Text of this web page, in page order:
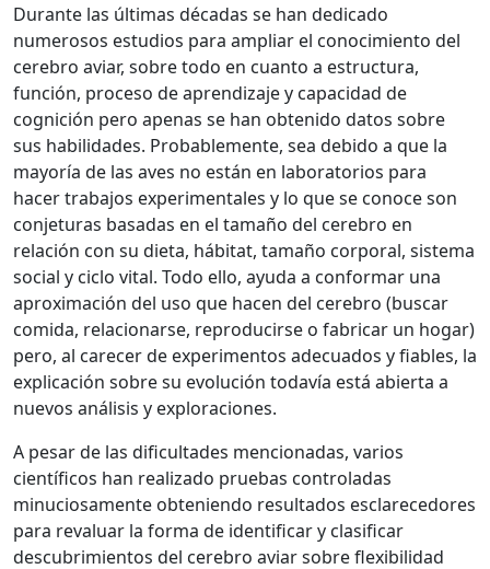
Durante las últimas décadas se han dedicado
numerosos estudios para ampliar el conocimiento del
cerebro aviar, sobre todo en cuanto a estructura,
función, proceso de aprendizaje y capacidad de
cognición pero apenas se han obtenido datos sobre
sus habilidades. Probablemente, sea debido a que la
mayoría de las aves no están en laboratorios para
hacer trabajos experimentales y lo que se conoce son
conjeturas basadas en el tamaño del cerebro en
relación con su dieta, hábitat, tamaño corporal, sistema
social y ciclo vital. Todo ello, ayuda a conformar una
aproximación del uso que hacen del cerebro (buscar
comida, relacionarse, reproducirse o fabricar un hogar)
pero, al carecer de experimentos adecuados y fiables, la
explicación sobre su evolución todavía está abierta a
nuevos análisis y exploraciones.
A pesar de las dificultades mencionadas, varios
científicos han realizado pruebas controladas
minuciosamente obteniendo resultados esclarecedores
para revaluar la forma de identificar y clasificar
descubrimientos del cerebro aviar sobre flexibilidad